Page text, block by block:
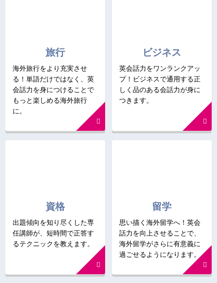
旅行
海外旅行をより充実させ
る！単語だけではなく、英
会話力を身につけることで
もっと楽しめる海外旅行
に。
ビジネス
英会話力をワンランクアッ
プ！ビジネスで通用する正
しく品のある会話力が身に
つきます。
資格
出題傾向を知り尽くした専
任講師が、短時間で正答す
るテクニックを教えます。
留学
思い描く海外留学へ！英会
話力を向上させることで、
海外留学がさらに有意義に
過ごせるようになります。